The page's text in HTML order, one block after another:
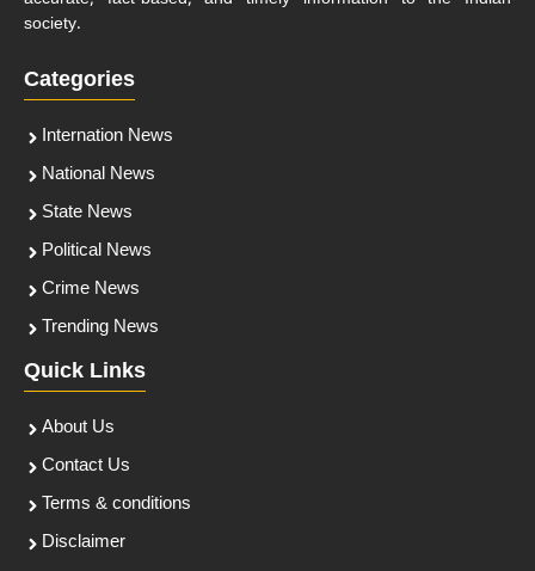
society.
Categories
Internation News
National News
State News
Political News
Crime News
Trending News
Quick Links
About Us
Contact Us
Terms & conditions
Disclaimer